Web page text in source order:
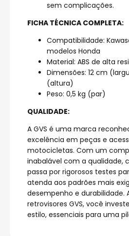
sem complicações.
FICHA TÉCNICA COMPLETA:
Compatibilidade:
modelos Honda
Material: ABS de alta
Dimensões: 12 cm
(altura)
Peso: 0,5 kg (par)
QUALIDADE:
A GVS é uma marca
excelência em peças e
motocicletas. Com um
inabalável com a qualidade,
passa por rigorosos testes
atenda aos padrões mais
desempenho e durabilidade.
retrovisores GVS, você
estilo, essenciais para uma